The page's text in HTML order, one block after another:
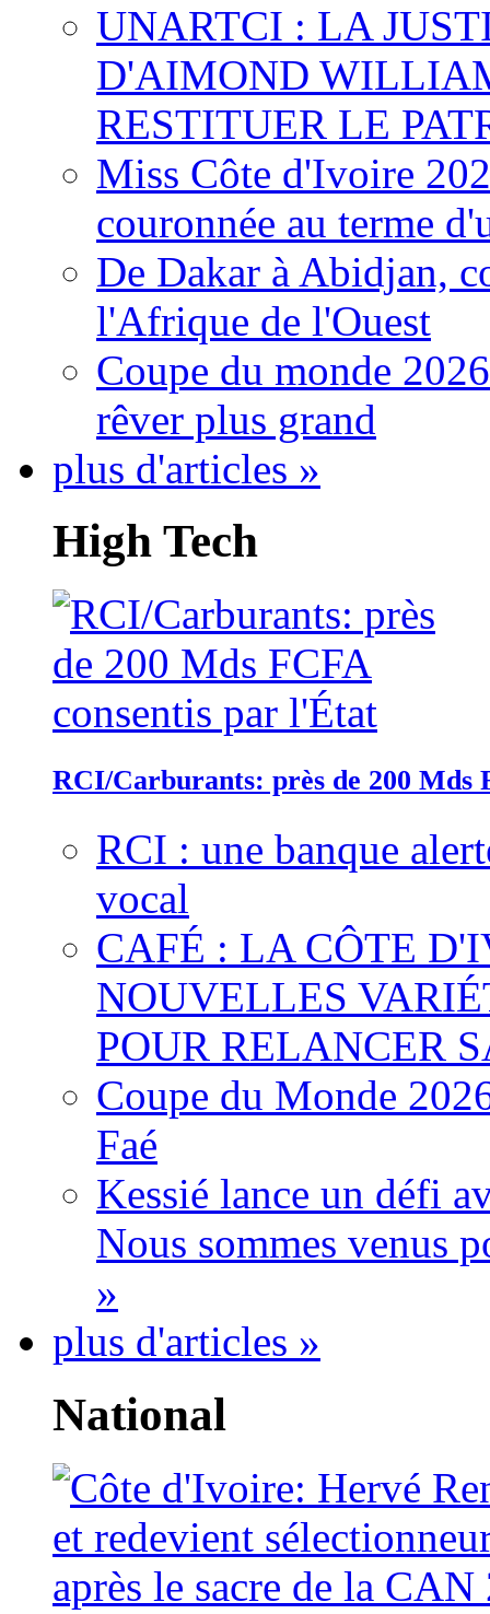
UNARTCI : LA
D'AIMOND
RESTITUER LE
Miss Côte d'Ivoire
couronnée au terme
De Dakar à Abidjan,
l'Afrique de l'Ouest
Coupe du monde
rêver plus grand
plus d'articles »
High Tech
RCI/Carburants: près de 200 Mds
RCI : une banque
vocal
CAFÉ : LA CÔTE
NOUVELLES
POUR RELANCER
Coupe du Monde
Faé
Kessié lance un défi
Nous sommes venus
»
plus d'articles »
National